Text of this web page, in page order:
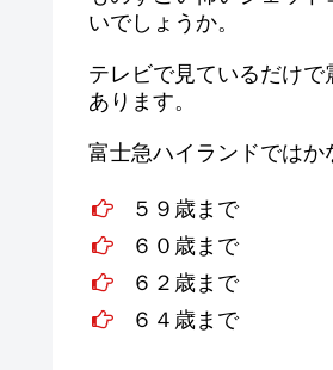
いでしょうか。
テレビで見ているだけ
あります。
富士急ハイランドではか
５９歳まで
６０歳まで
６２歳まで
６４歳まで